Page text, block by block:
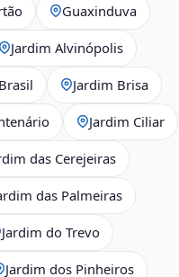
Guaxinduva
Jardim Alvinópolis
Jardim Brisa
Jardim Ciliar
das Cerejeiras
das Palmeiras
Jardim do Trevo
Jardim dos Pinheiros